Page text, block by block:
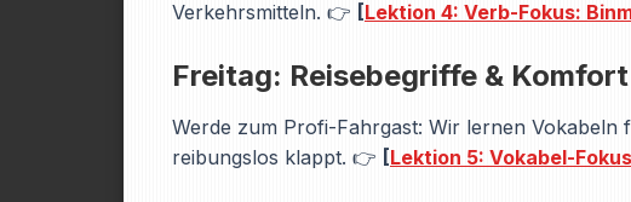
Verkehrsmitteln. 👉 [Lektion 4: Verb-Fokus:
Freitag: Reisebegriffe &
Werde zum Profi-Fahrgast: Wir lernen Vokabeln
reibungslos klappt. 👉 [Lektion 5: Vokabel-